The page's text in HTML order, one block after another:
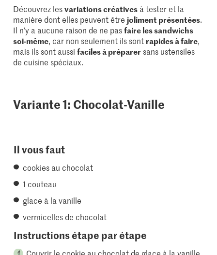
Découvrez lesvariations créatives à tester et la
manière dont elles peuvent être joliment présentées.
Il n’y a aucune raison de ne pasfaire les sandwichs
soi-même, car non seulement ils sont rapides à faire,
mais ils sont aussifaciles à préparer sans ustensiles
de cuisine spéciaux.
Variante 1: Chocolat-Vanille
Il vous faut
cookies au chocolat
1 couteau
glace à la vanille
vermicelles de chocolat
Instructions étape par étape